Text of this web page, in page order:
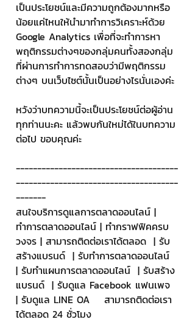
เป็นประโยชน์และมีความถูกต้องมากหรือ
น้อยแค่ไหนให้นำมาทำการวิเคราะห์ด้วย
Google Analytics เพื่อที่จะทำการหา
พฤติกรรมต่างๆของกลุ่มคนทั้งสองกลุ่ม
ที่ผ่านการทำการทดสอบว่ามีพฤติกรรม
ต่างๆ บนเว็บไซต์นั้นเป็นอย่างไรนั่นเองค่ะ
หวังว่าบทความนี้จะเป็นประโยชน์ต่อผู้อ่าน
ทุกท่านนะคะ แล้วพบกันใหม่ได้ในบทความ
ต่อไป ขอบคุณค่ะ
--------------------------------------
--------------------------------------
-------
สนใจบริการดูแลการตลาดออนไลน์ |
ทำการตลาดออนไลน์ | ทำกราฟฟิคครบ
วงจร | สามารถติดต่อเราได้ตลอด  | รับ
สร้างแบรนด์  | รับทำการตลาดออนไลน์
| รับทำแผนการตลาดออนไลน์  | รับสร้าง
แบรนด์  | รับดูแล Facebook แฟนเพจ
| รับดูแล LINE OA    สามารถติดต่อเรา
ได้ตลอด 24 ชั่วโมง